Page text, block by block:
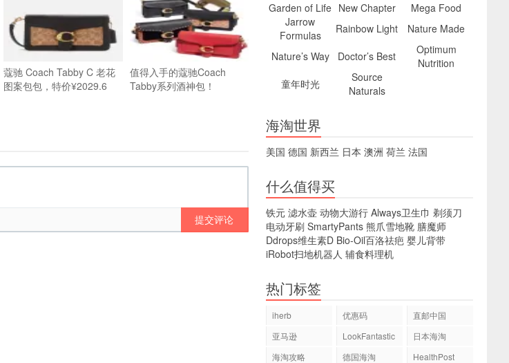
蔻驰 Coach Tabby C 老花
图案包包，特价¥2029.6
值得入手的蔻驰Coach
Tabby系列酒神包！
提交评论
Garden of Life New Chapter
Mega Food
Jarrow
Formulas
Rainbow Light
Nature Made
Nature’s Way
Doctor’s Best
Optimum
Nutrition
童年时光
Source
Naturals
海淘世界
美国 德国 新西兰 日本 澳洲 荷兰 法国
什么值得买
铁元 滤水壶 动物大游行 Always卫生巾 剃须刀
电动牙刷 SmartyPants 熊爪雪地靴 膳魔师
Ddrops维生素D Bio-Oil百洛祛疤 婴儿背带
iRobot扫地机器人 辅食料理机
热门标签
iherb 优惠码
直邮中国
亚马逊
LookFantastic
日本海淘
海淘攻略
德国海淘
HealthPost